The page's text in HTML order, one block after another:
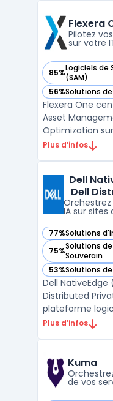
organisations
cas de gestion
Flexera
Pilotez
sur votre
85%Logiciels de
(SAM)
— voir Flexera
56%Solutions
— voir Flexera
Flexera One
Asset
Optimization
hybride. Les
rencontrent
et de
Plus d’infos
Dell
Dell
IA sur sites
77%Solutions
— voir Dell
75%Solutions
Souverain
— voir Dell
53%Solutions
— voir Dell
Dell NativeEdge
Distributed
plateforme
la gestion des
des sites
des usages IA ...
Plus d’infos
Kuma
de vos